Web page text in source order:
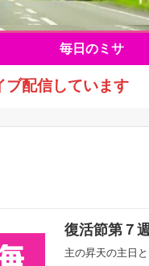
毎日のミサ
ブ配信しています
復活節第７
主の昇天の主日